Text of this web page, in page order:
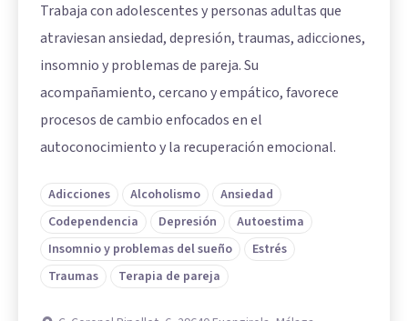
Trabaja con adolescentes y personas adultas que
atraviesan ansiedad, depresión, traumas, adicciones,
insomnio y problemas de pareja. Su
acompañamiento, cercano y empático, favorece
procesos de cambio enfocados en el
autoconocimiento y la recuperación emocional.
Adicciones Alcoholismo
Ansiedad
Codependencia
Depresión
Autoestima
Insomnio y problemas del sueño
Estrés
Traumas
Terapia de pareja